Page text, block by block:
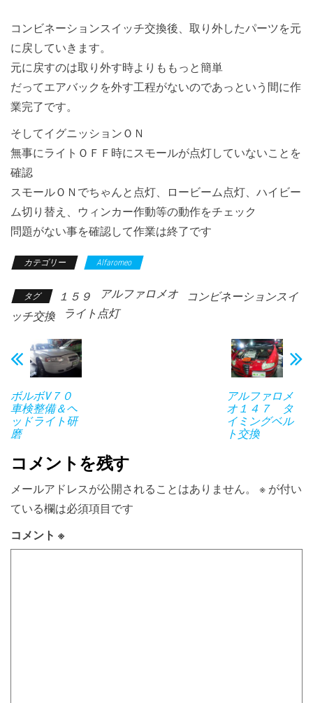
コンビネーションスイッチ交換後、取り外したパーツを元
に戻していきます。
元に戻すのは取り外す時よりももっと簡単
だってエアバックを外す工程がないのであっという間に作
業完了です。
そしてイグニッションＯＮ
無事にライトＯＦＦ時にスモールが点灯していないことを
確認
スモールＯＮでちゃんと点灯、ロービーム点灯、ハイビー
ム切り替え、ウィンカー作動等の動作をチェック
問題がない事を確認して作業は終了です
カテゴリー Alfaromeo
タグ １５９ アルファロメオ
コンビネーションスイ
ッチ交換
ライト点灯
ボルボV７０
車検整備＆ヘ
ッドライト研
磨
アルファロメ
オ１４７ タ
イミングベル
ト交換
コメントを残す
メールアドレスが公開されることはありません。 ※ が付い
ている欄は必須項目です
コメント ※